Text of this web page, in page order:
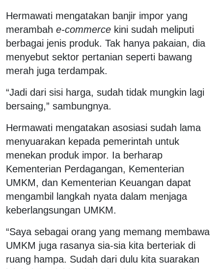
Hermawati mengatakan banjir impor yang
merambah e-commerce kini sudah meliputi
berbagai jenis produk. Tak hanya pakaian, dia
menyebut sektor pertanian seperti bawang
merah juga terdampak.
“Jadi dari sisi harga, sudah tidak mungkin lagi
bersaing,” sambungnya.
Hermawati mengatakan asosiasi sudah lama
menyuarakan kepada pemerintah untuk
menekan produk impor. Ia berharap
Kementerian Perdagangan, Kementerian
UMKM, dan Kementerian Keuangan dapat
mengambil langkah nyata dalam menjaga
keberlangsungan UMKM.
“Saya sebagai orang yang memang membawa
UMKM juga rasanya sia-sia kita berteriak di
ruang hampa. Sudah dari dulu kita suarakan